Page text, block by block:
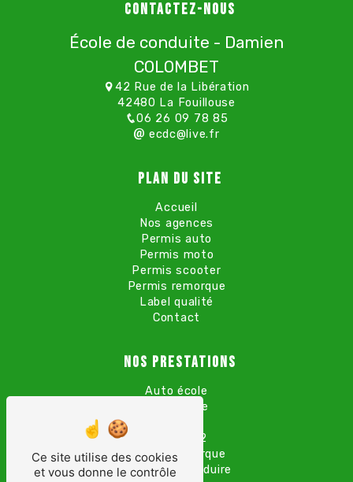
Contactez-nous
École de conduite - Damien
COLOMBET
42 Rue de la Libération
42480 La Fouillouse
06 26 09 78 85
ecdc@live.fr
Plan du site
Accueil
Nos agences
Permis auto
Permis moto
Permis scooter
Permis remorque
Label qualité
Contact
Nos prestations
Auto école
Moto école
Permis A2
Permis remorque
Permis de conduire
Ce site utilise des cookies
et vous donne le contrôle